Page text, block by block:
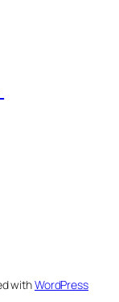
withWordPress